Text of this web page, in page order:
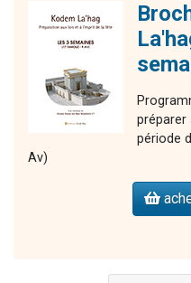
préparer
période
Av)